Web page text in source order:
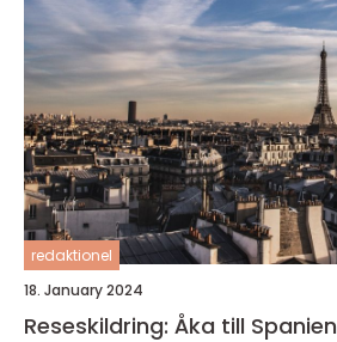
redaktionel
18. January 2024
Reseskildring: Åka till Spanien